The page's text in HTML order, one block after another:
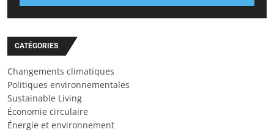
CATÉGORIES
Changements climatiques
Politiques environnementales
Sustainable Living
Économie circulaire
Énergie et environnement